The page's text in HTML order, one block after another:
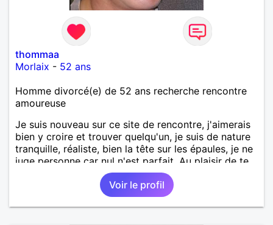
thommaa
Morlaix - 52 ans
Homme divorcé(e) de 52 ans recherche rencontre
amoureuse
Je suis nouveau sur ce site de rencontre, j'aimerais
bien y croire et trouver quelqu'un, je suis de nature
tranquille, réaliste, bien la tête sur les épaules, je ne
juge personne car nul n'est parfait. Au plaisir de te
Voir le profil